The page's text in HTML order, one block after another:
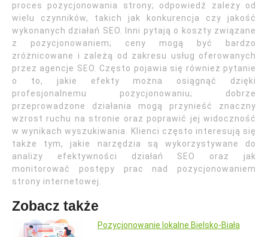
proces pozycjonowania strony; odpowiedź zależy od
wielu czynników, takich jak konkurencja czy jakość
wykonanych działań SEO. Inni pytają o koszty związane
z pozycjonowaniem; ceny mogą być bardzo
zróżnicowane i zależą od zakresu usług oferowanych
przez agencje SEO. Często pojawia się również pytanie
o to, jakie efekty można osiągnąć dzięki
profesjonalnemu pozycjonowaniu; dobrze
przeprowadzone działania mogą przynieść znaczny
wzrost ruchu na stronie oraz poprawić jej widoczność
w wynikach wyszukiwania. Klienci często interesują się
także tym, jakie narzędzia są wykorzystywane do
analizy efektywności działań SEO oraz jak
monitorować postępy prac nad pozycjonowaniem
strony internetowej.
Zobacz także
Pozycjonowanie lokalne Bielsko-Biała